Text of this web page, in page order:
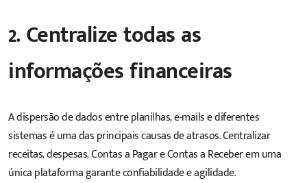
2. Centralize todas as
informações financeiras
A dispersão de dados entre planilhas, e-mails e diferentes
sistemas é uma das principais causas de atrasos. Centralizar
receitas, despesas, Contas a Pagar e Contas a Receber em uma
única plataforma garante confiabilidade e agilidade.